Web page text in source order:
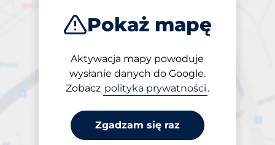
Pokaż mapę
Aktywacja mapy powoduje
wysłanie danych do Google.
Zobacz polityka prywatności .
Zgadzam się raz
Otwarte
24/7
Wysokość wjazdu